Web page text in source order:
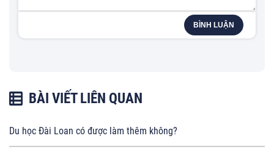
BÌNH LUẬN
BÀI VIẾT LIÊN QUAN
Du học Đài Loan có được làm thêm không?